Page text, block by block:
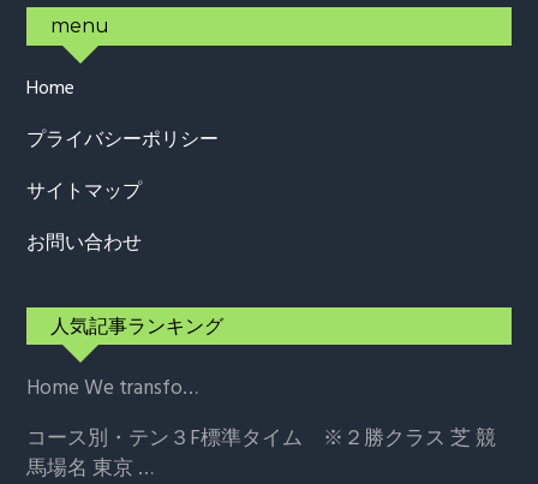
Footer
menu
Home
プライバシーポリシー
サイトマップ
お問い合わせ
人気記事ランキング
HomeWe transfo…
コース別・テン３F標準タイム ※２勝クラス 芝 競
馬場名 東京 …